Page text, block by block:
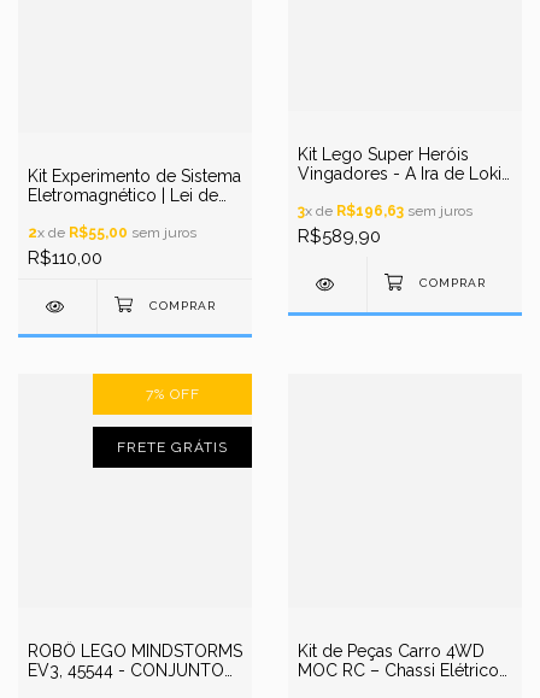
Kit Experimento de Sistema
Eletromagnético | Lei de
STEM
2x de R$55,00 sem juros
R$110,00
Kit Lego Super Heróis
Vingadores - A Ira de Loki
3x de R$196,63 sem juros
R$589,90
7% OFF
FRETE GRÁTIS
ROBÔ LEGO MINDSTORMS
EV3, 45544 - CONJUNTO
Kit de Peças Carro 4WD
MOC RC – Chassi Elétrico